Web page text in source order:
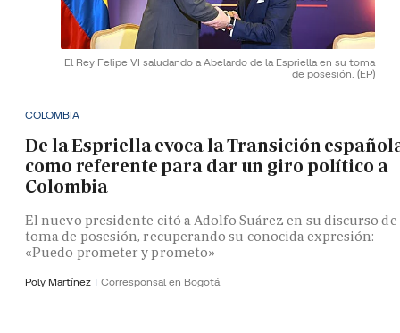
El Rey Felipe VI saludando a Abelardo de la Espriella en su toma
de posesión. (EP)
COLOMBIA
De la Espriella evoca la Transición
como referente para dar un giro político a
Colombia
El nuevo presidente citó a Adolfo Suárez en su discurso de
toma de posesión, recuperando su conocida expresión:
«Puedo prometer y prometo»
Poly Martínez Corresponsal en Bogotá